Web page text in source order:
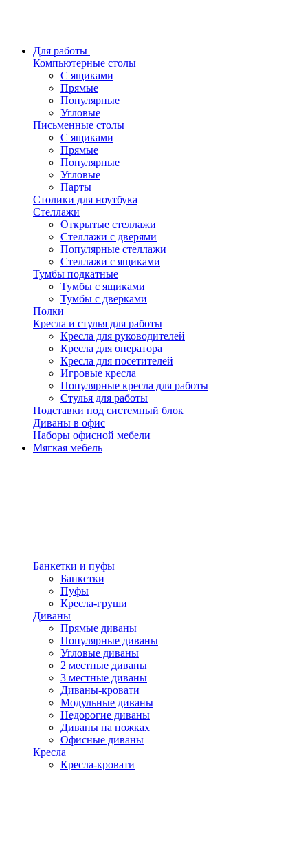
Для работы
Компьютерные столы
С ящиками
Прямые
Популярные
Угловые
Письменные столы
С ящиками
Прямые
Популярные
Угловые
Парты
Столики для ноутбука
Стеллажи
Открытые стеллажи
Стеллажи с дверями
Популярные стеллажи
Стеллажи с ящиками
Тумбы подкатные
Тумбы с ящиками
Тумбы с дверками
Полки
Кресла и стулья для работы
Кресла для руководителей
Кресла для оператора
Кресла для посетителей
Игровые кресла
Популярные кресла для работы
Стулья для работы
Подставки под системный блок
Диваны в офис
Наборы офисной мебели
Мягкая мебель
Банкетки и пуфы
Банкетки
Пуфы
Кресла-груши
Диваны
Прямые диваны
Популярные диваны
Угловые диваны
2 местные диваны
3 местные диваны
Диваны-кровати
Модульные диваны
Недорогие диваны
Диваны на ножках
Офисные диваны
Кресла
Кресла-кровати